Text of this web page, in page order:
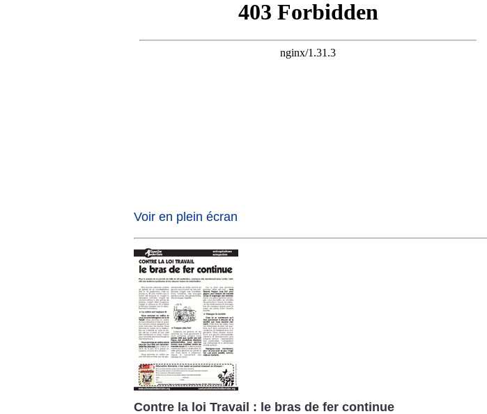
Voir en plein écran
Contre la loi Travail : le bras de fer continue